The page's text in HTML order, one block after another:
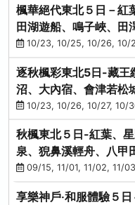
楓華絕代東北５日－紅
田湖遊船、鳴子峽、田
牡蠣10/23, 10/25, 10/26, 10/
逐秋楓彩東北5日-藏王
沼、大內宿、會津若松
溪、松島海灣遊船
10/23, 10/26, 10/27, 10/
秋楓東北５日-紅葉、
泉、猊鼻溪輕舟、八甲
式料理(不進免稅店)
09/15, 11/01, 11/02, 11/
享樂神戶‧和服體驗５